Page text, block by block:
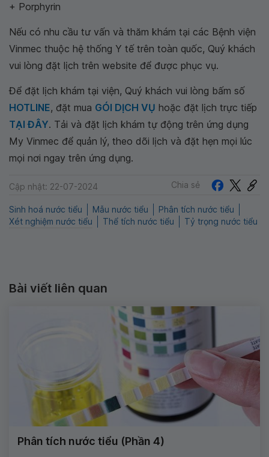
+ Porphyrin
Nếu có nhu cầu tư vấn và thăm khám tại các Bệnh viện
Vinmec thuộc hệ thống Y tế trên toàn quốc, Quý khách
vui lòng đặt lịch trên website để được phục vụ.
Để đặt lịch khám tại viện, Quý khách vui lòng bấm số
HOTLINE, đặt mua GÓI DỊCH VỤ hoặc đặt lịch trực tiếp
TẠI ĐÂY. Tải và đặt lịch khám tự động trên ứng dụng
My Vinmec để quản lý, theo dõi lịch và đặt hẹn mọi lúc
mọi nơi ngay trên ứng dụng.
Cập nhật: 22-07-2024 Chia sẻ
Sinh hoá nước tiểu Mẫu nước tiểu
Phân tích nước tiểu
Xét nghiệm nước tiểu
Thể tích nước tiểu Tỷ trọng nước tiểu
Bài viết liên quan
Phân tích nước tiểu (Phần 4)